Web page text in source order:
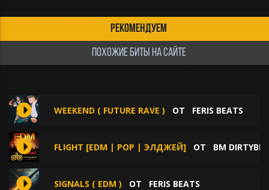
РЕКОМЕНДУЕМ
ПОХОЖИЕ БИТЫ НА САЙТЕ
WEEKEND ( FUTURE RAVE ) ОТ FERIS BEATS
FLIGHT [EDM | POP | ЭЛДЖЕЙ] ОТ BM
SIGNALS ( EDM ) ОТ FERIS BEATS